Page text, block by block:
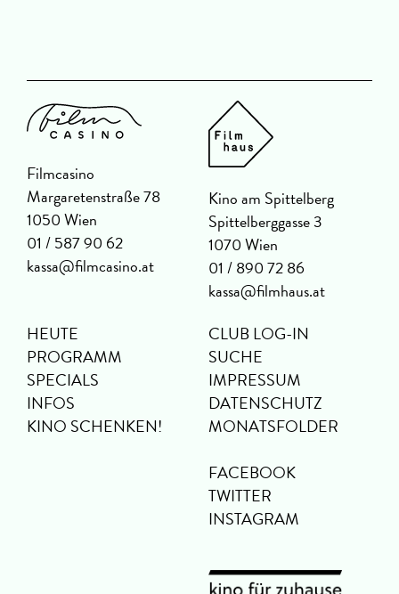
Filmcasino
Margaretenstraße 78
1050 Wien
01 / 587 90 62
kassa@filmcasino.at
Kino am Spittelberg
Spittelberggasse 3
1070 Wien
01 / 890 72 86
kassa@filmhaus.at
HEUTE
PROGRAMM
SPECIALS
INFOS
KINO SCHENKEN!
CLUB LOG-IN
SUCHE
IMPRESSUM
DATENSCHUTZ
MONATSFOLDER
FACEBOOK
TWITTER
INSTAGRAM